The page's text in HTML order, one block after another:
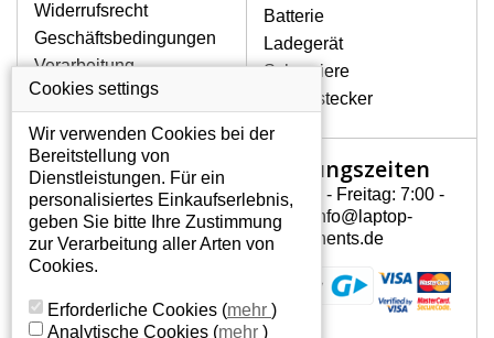
LCD DISPLAYS HP COMPAQ DV6-
2010SA VON HÖCHSTER
QUALITÄT!
Originaldisplays, die die hohe
Qualitätsklasse A+ erfüllen, also ohne
mangelhafte Pixel, und zwar über die
gesamte Garantiezeit. Zum Beispiel
von den globalen Herstellern AUO,
Chi-Mei, Toshiba, Hannstar,
Chunghwa, Samsung, LG Phillips und
Widerrufsrecht
Geschäftsbedingungen
Verarbeitung
personenbezogener
Daten
Über uns - Impressum
Batterie
Ladegerät
Scharniere
Gerätestecker
Mein Konto
Mein Konto
Persönliche Daten
Addressen
Öffnungszeiten
Montag - Freitag: 7:00 -
15:30 info@laptop-
components.de
Cookies settings
Wir verwenden Cookies bei der
Bereitstellung von
Dienstleistungen. Für ein
personalisiertes Einkaufserlebnis,
geben Sie bitte Ihre Zustimmung
zur Verarbeitung aller Arten von
Cookies.
Erforderliche Cookies (mehr )
Analytische Cookies (mehr )